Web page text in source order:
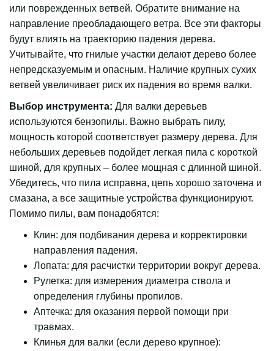
или поврежденных ветвей. Обратите внимание на
направление преобладающего ветра. Все эти факторы
будут влиять на траекторию падения дерева.
Учитывайте, что гнилые участки делают дерево более
непредсказуемым и опасным. Наличие крупных сухих
ветвей увеличивает риск их падения во время валки.
Выбор инструмента: Для валки деревьев
используются бензопилы. Важно выбрать пилу,
мощность которой соответствует размеру дерева. Для
небольших деревьев подойдет легкая пила с короткой
шиной, для крупных – более мощная с длинной шиной.
Убедитесь, что пила исправна, цепь хорошо заточена и
смазана, а все защитные устройства функционируют.
Помимо пилы, вам понадобятся:
Клин: для подбивания дерева и корректировки
направления падения.
Лопата: для расчистки территории вокруг дерева.
Рулетка: для измерения диаметра ствола и
определения глубины пропилов.
Аптечка: для оказания первой помощи при
травмах.
Клинья для валки (если дерево крупное):